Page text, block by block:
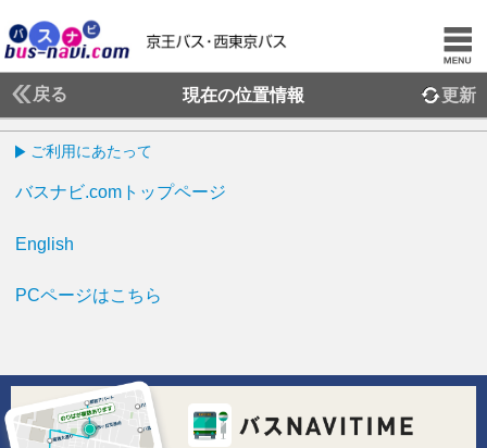
戻る 現在の位置情報 更新
ご利用にあたって
バスナビ.comトップページ
English
PCページはこちら